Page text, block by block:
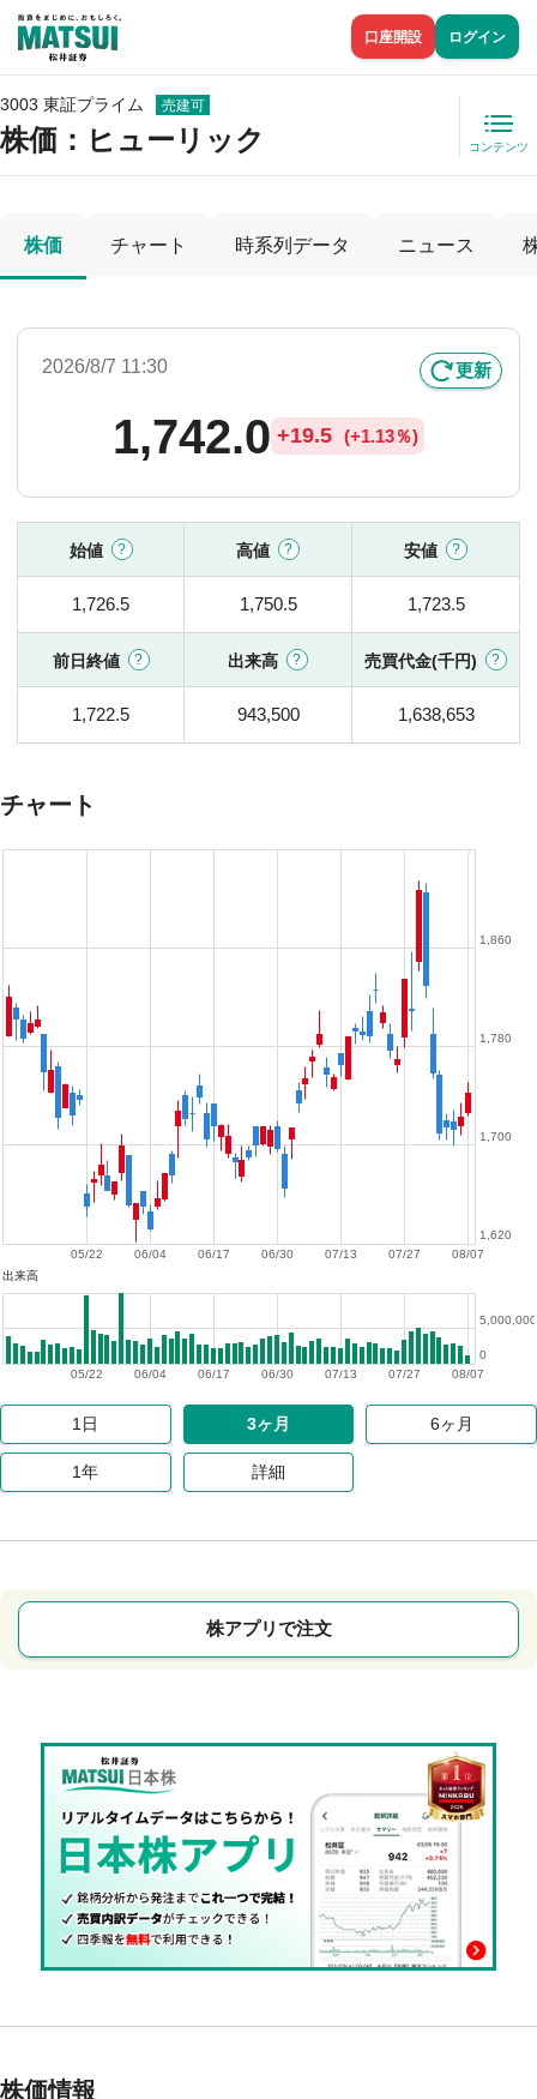
口座開設 ログイン
3003 東証プライム 売建可
株価 ：ヒューリック コンテンツ
株価 チャート 時系列データ ニュース
2026/8/7 11:30 更新
1,742.0 +19.5 (+1.13％)
始値 高値 安値
1,726.5 1,750.5 1,723.5
前日終値 出来高 売買代金(千円)
1,722.5 943,500 1,638,653
チャート
08/07
07/27
07/13
06/30
06/17
06/04
05/22
1,620
1,700
1,780
1,860
出来高
08/07
07/27
07/13
06/30
06/17
06/04
05/22
0
5,000,000
1日 3ヶ月 6ヶ月
1年 詳細
株アプリで注文
株価情報